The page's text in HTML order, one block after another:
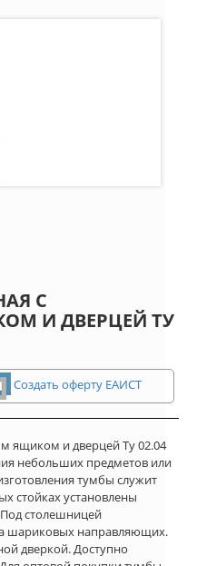
С
И ДВЕРЦЕЙ ТУ
Создать оферту ЕАИСТ
ящиком и дверцей Ту 02.04
небольших предметов или
тумбы служит
стойках установлены
столешницей
шариковых направляющих.
дверкой. Доступно